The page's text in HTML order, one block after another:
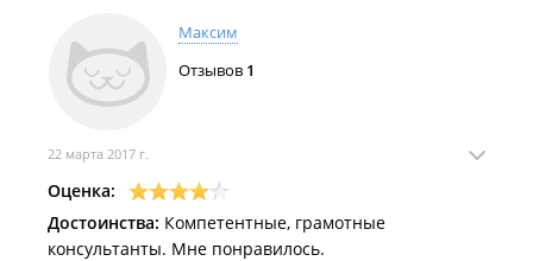
Максим
Отзывов 1
22 марта 2017 г.
Оценка:
Достоинства: Компетентные, грамотные
консультанты. Мне понравилось.